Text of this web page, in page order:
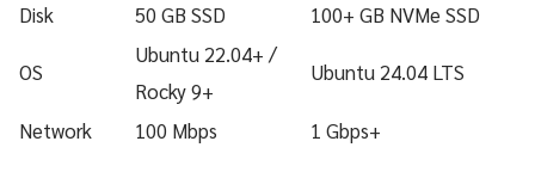
Disk
50 GB SSD 100+ GB NVMe SSD
OS
Ubuntu 22.04+ /
Rocky 9+
Ubuntu 24.04 LTS
Network 100 Mbps 1 Gbps+